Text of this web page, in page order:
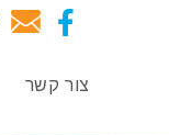
צור קשר